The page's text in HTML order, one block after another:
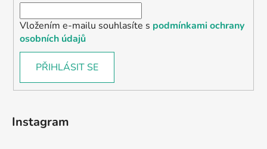
Vložením e-mailu souhlasíte s podmínkami ochrany
osobních údajů
PŘIHLÁSIT SE
Instagram